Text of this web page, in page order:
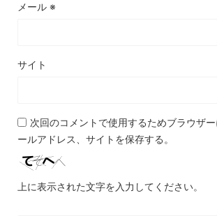
メール ※
サイト
次回のコメントで使用するためブラウザ
ールアドレス、サイトを保存する。
上に表示された文字を入力してください。